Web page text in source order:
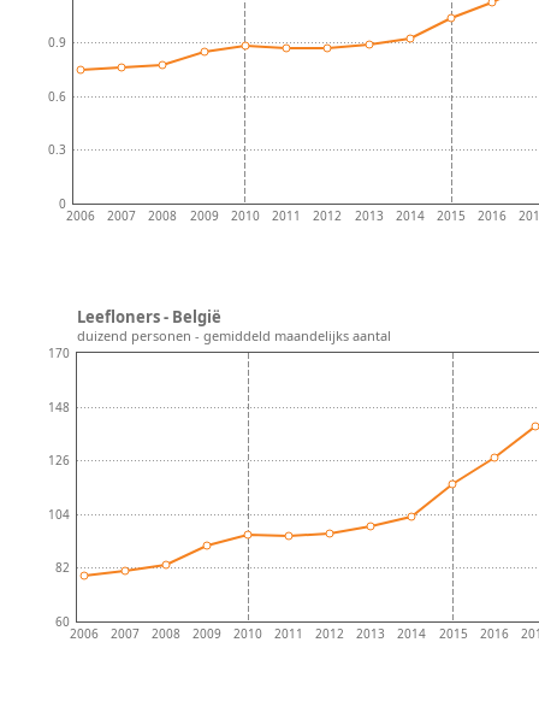
2006 2007 2008 2009 2010 2011 2012 2013 2014 2015 2016
0
0.3
0.6
0.9
2006 2007 2008 2009 2010 2011 2012 2013 2014 2015 2016
60
82
104
126
148
170
Leefloners - België
duizend personen - gemiddeld maandelijks aantal